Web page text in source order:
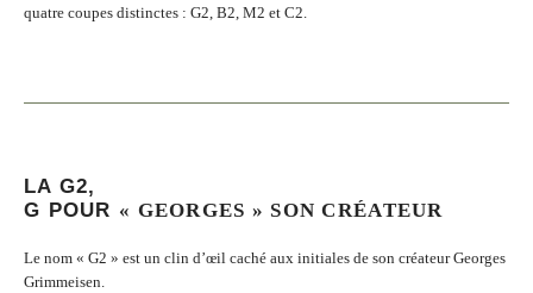
quatre coupes distinctes : G2, B2, M2 et C2.
LA G2,
G POUR « GEORGES » SON CRÉATEUR
Le nom « G2 » est un clin d’œil caché aux initiales de son créateur Georges
Grimmeisen.